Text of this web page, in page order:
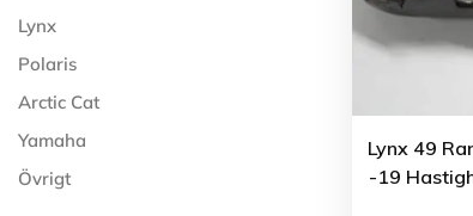
Lynx
Polaris
Arctic Cat
Yamaha
Övrigt
Lynx 49
-19